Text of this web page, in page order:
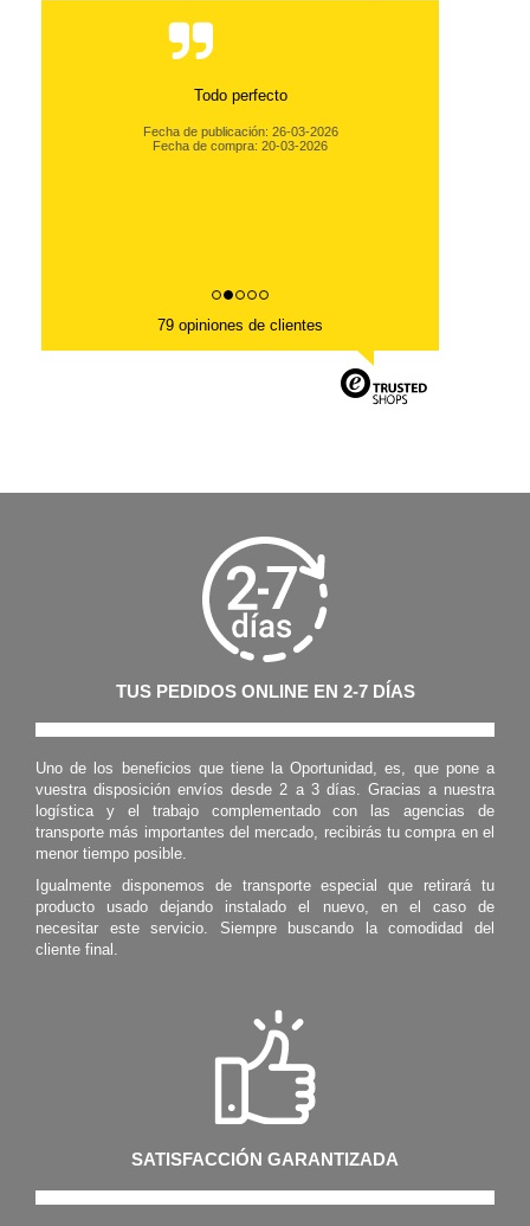
Todo perfecto
Fecha de publicación: 26-03-2026
Fecha de compra: 20-03-2026
79 opiniones de clientes
TUS PEDIDOS ONLINE EN 2-7 DÍAS
Uno de los beneficios que tiene la Oportunidad, es, que pone a
vuestra disposición envíos desde 2 a 3 días. Gracias a nuestra
logística y el trabajo complementado con las agencias de
transporte más importantes del mercado, recibirás tu compra en el
menor tiempo posible.
Igualmente disponemos de transporte especial que retirará tu
producto usado dejando instalado el nuevo, en el caso de
necesitar este servicio. Siempre buscando la comodidad del
cliente final.
SATISFACCIÓN GARANTIZADA